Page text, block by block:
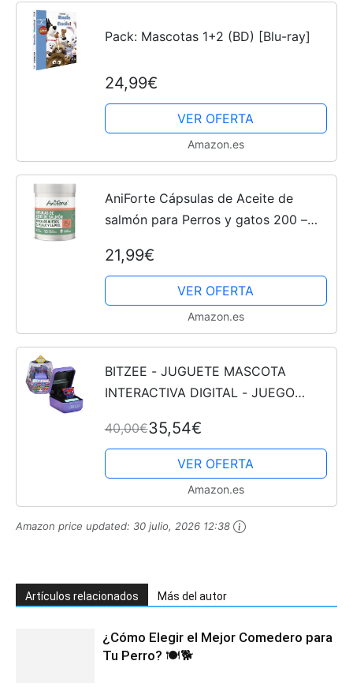
Pack: Mascotas 1+2 (BD) [Blu-ray]
24,99€
VER OFERTA
Amazon.es
AniForte Cápsulas de Aceite de
salmón para Perros y gatos 200 –
Omega-3 para el metabolismo y la
formación de Huesos,...
21,99€
VER OFERTA
Amazon.es
BITZEE - JUGUETE MASCOTA
INTERACTIVA DIGITAL - JUEGO
SU INTERIOR - Mascotas Virtuales y
Electrónicas que Reaccionan al Tacto
-...
40,00€35,54€
VER OFERTA
Amazon.es
Amazon price updated: 30 julio, 2026 12:38
Artículos relacionados Más del autor
¿Cómo Elegir el Mejor Comedero para
Tu Perro? 🍽️🐕